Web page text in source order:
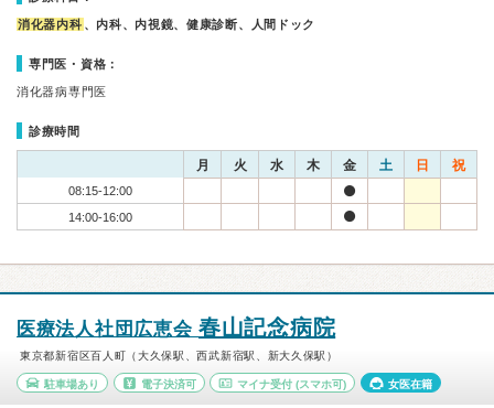
消化器内科 、内科、内視鏡、健康診断、人間ドック
専門医・資格：
消化器病専門医
診療時間
月 火 水 木 金 土 日 祝
08:15-12:00
14:00-16:00
医療法人社団広恵会 春山記念病院
東京都新宿区百人町（大久保駅、西武新宿駅、新大久保駅）
駐車場あり 電子決済可 マイナ受付 (スマホ可) 女医在籍